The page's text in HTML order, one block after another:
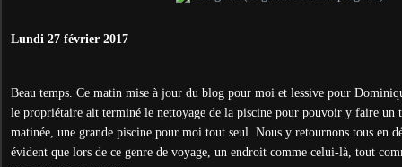
Lundi 27 février 2017
Beau temps. Ce matin mise à jour du blog pour moi et lessive pour
le propriétaire ait terminé le nettoyage de la piscine pour pouvoir y faire un
matinée, une grande piscine pour moi tout seul. Nous y retournons tous en
évident que lors de ce genre de voyage, un endroit comme celui-là, tout